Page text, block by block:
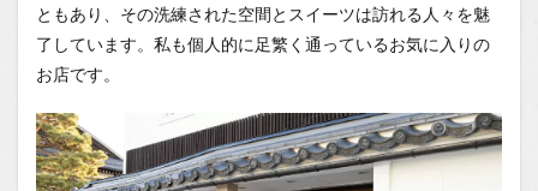
Tube
1.2.1
はいし
You
Tubeチ
ャンネ
ともあり、その洗練された空間とスイーツは訪れる人々を魅
了しています。私も個人的に足繁く通っているお気に入りの
お店です。